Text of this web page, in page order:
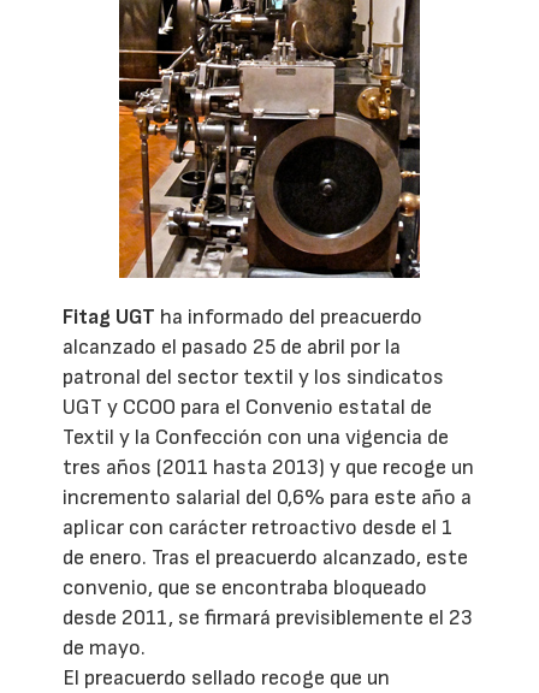
Fitag UGT ha informado del preacuerdo
alcanzado el pasado 25 de abril por la
patronal del sector textil y los sindicatos
UGT y CCOO para el Convenio estatal de
Textil y la Confección con una vigencia de
tres años (2011 hasta 2013) y que recoge un
incremento salarial del 0,6% para este año a
aplicar con carácter retroactivo desde el 1
de enero. Tras el preacuerdo alcanzado, este
convenio, que se encontraba bloqueado
desde 2011, se firmará previsiblemente el 23
de mayo.
El preacuerdo sellado recoge que un